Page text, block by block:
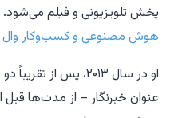
پخش تلویزیونی و فیلم
هوش مصنوعی و کسب‌وکار وال
او در سال ۲۰۱۳، پس
عنوان خبرنگار – از مدت‌ها